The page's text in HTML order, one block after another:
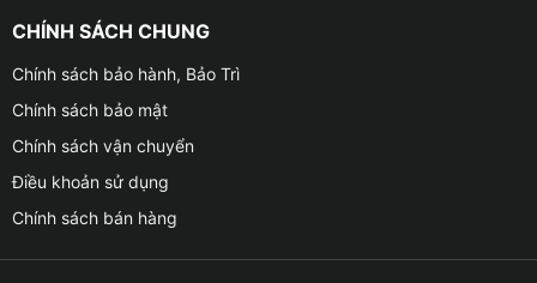
CHÍNH SÁCH CHUNG
Chính sách bảo hành, Bảo Trì
Chính sách bảo mật
Chính sách vận chuyển
Điều khoản sử dụng
Chính sách bán hàng